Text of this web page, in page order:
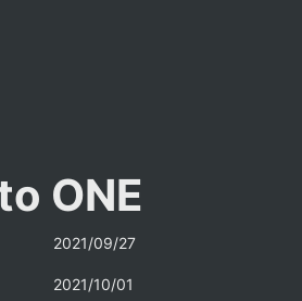
ONE
2021/09/27
2021/10/01